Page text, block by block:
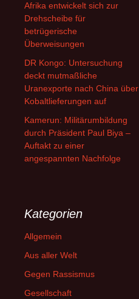
Afrika entwickelt sich zur
Drehscheibe für
betrügerische
Überweisungen
DR Kongo: Untersuchung
deckt mutmaßliche
Uranexporte nach China über
Kobaltlieferungen auf
Kamerun: Militärumbildung
durch Präsident Paul Biya –
Auftakt zu einer
angespannten Nachfolge
Kategorien
Allgemein
Aus aller Welt
Gegen Rassismus
Gesellschaft